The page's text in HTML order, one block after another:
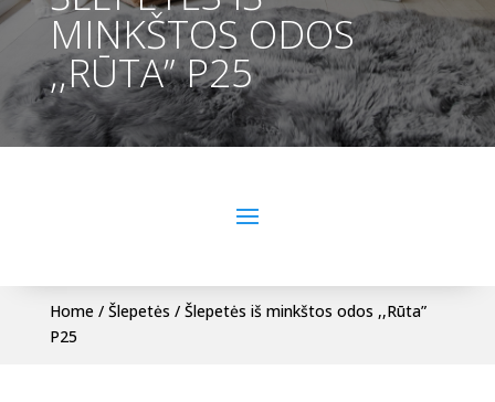
MINKŠTOS ODOS
,,RŪTA” P25
Home/ Šlepetės / Šlepetės iš minkštos odos ,,Rūta”
P25